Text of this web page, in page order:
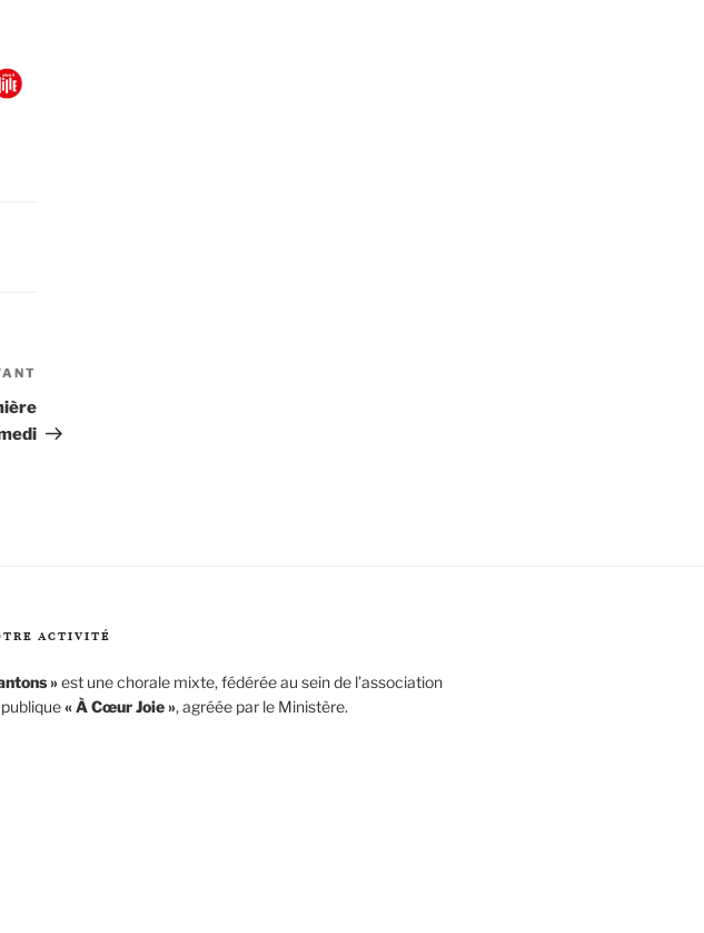
suivant
ACTIVITÉ
»est une chorale mixte, fédérée au sein de l’association
« À Cœur Joie », agréée par le Ministère.